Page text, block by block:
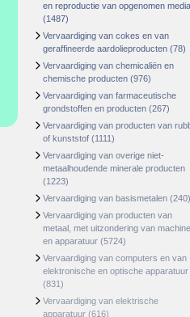
en reproductie van opgenomen media
(1487)
Vervaardiging van cokes en van
geraffineerde aardolieproducten (78)
Vervaardiging van chemicaliën en
chemische producten (976)
Vervaardiging van farmaceutische
grondstoffen en producten (267)
Vervaardiging van producten van
of kunststof (1111)
Vervaardiging van overige niet-
metaalhoudende minerale producten
(1223)
Vervaardiging van basismetalen (240)
Vervaardiging van producten van
metaal, met uitzondering van
en apparatuur (5724)
Vervaardiging van computers en van
elektronische en optische apparatuur
(831)
Vervaardiging van elektrische
apparatuur (616)